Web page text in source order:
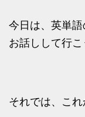
今日は、英単語
お話しして行こ
それでは、こ